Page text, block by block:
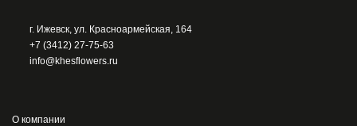
г. Ижевск, ул. Красноармейская, 164
+7 (3412) 27-75-63
info@khesflowers.ru
О компании